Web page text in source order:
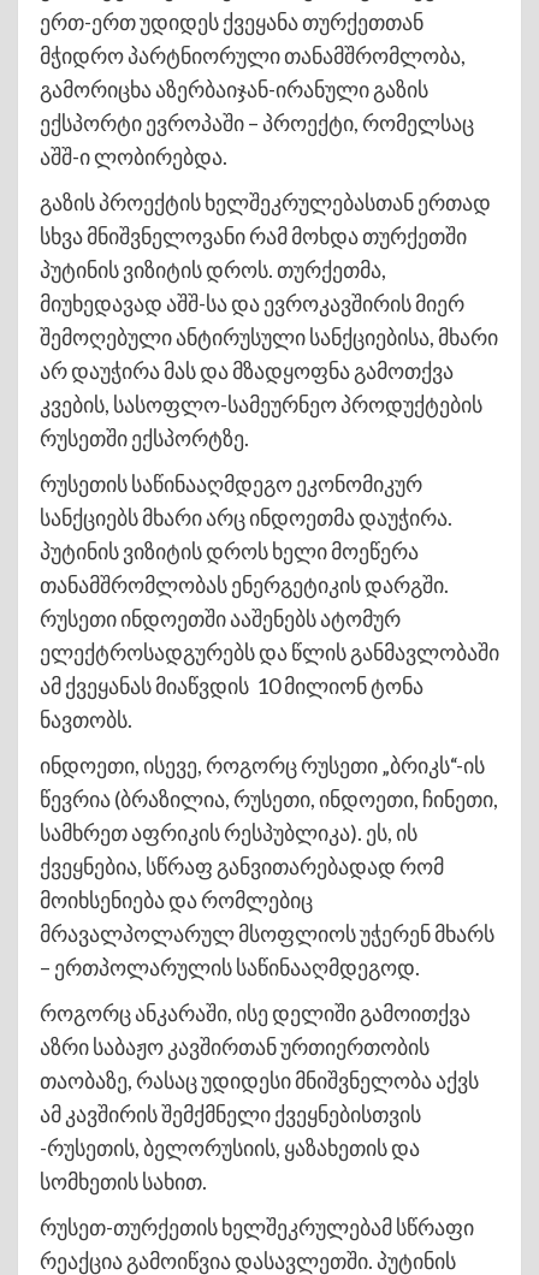
ერთ-ერთ უდიდეს ქვეყანა თურქეთთან
მჭიდრო პარტნიორული თანამშრომლობა,
გამორიცხა აზერბაიჯან-ირანული გაზის
ექსპორტი ევროპაში – პროექტი, რომელსაც
აშშ-ი ლობირებდა.
გაზის პროექტის ხელშეკრულებასთან ერთად
სხვა მნიშვნელოვანი რამ მოხდა თურქეთში
პუტინის ვიზიტის დროს. თურქეთმა,
მიუხედავად აშშ-სა და ევროკავშირის მიერ
შემოღებული ანტირუსული სანქციებისა, მხარი
არ დაუჭირა მას და მზადყოფნა გამოთქვა
კვების, სასოფლო-სამეურნეო პროდუქტების
რუსეთში ექსპორტზე.
რუსეთის საწინააღმდეგო ეკონომიკურ
სანქციებს მხარი არც ინდოეთმა დაუჭირა.
პუტინის ვიზიტის დროს ხელი მოეწერა
თანამშრომლობას ენერგეტიკის დარგში.
რუსეთი ინდოეთში ააშენებს ატომურ
ელექტროსადგურებს და წლის განმავლობაში
ამ ქვეყანას მიაწვდის 10 მილიონ ტონა
ნავთობს.
ინდოეთი, ისევე, როგორც რუსეთი „ბრიკს“-ის
წევრია (ბრაზილია, რუსეთი, ინდოეთი, ჩინეთი,
სამხრეთ აფრიკის რესპუბლიკა). ეს, ის
ქვეყნებია, სწრაფ განვითარებადად რომ
მოიხსენიება და რომლებიც
მრავალპოლარულ მსოფლიოს უჭერენ მხარს
– ერთპოლარულის საწინააღმდეგოდ.
როგორც ანკარაში, ისე დელიში გამოითქვა
აზრი საბაჟო კავშირთან ურთიერთობის
თაობაზე, რასაც უდიდესი მნიშვნელობა აქვს
ამ კავშირის შემქმნელი ქვეყნებისთვის
-რუსეთის, ბელორუსიის, ყაზახეთის და
სომხეთის სახით.
რუსეთ-თურქეთის ხელშეკრულებამ სწრაფი
რეაქცია გამოიწვია დასავლეთში. პუტინის